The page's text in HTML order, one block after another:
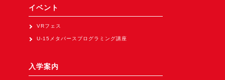
《研究会》
XRビジネスフォーラム
TOKYO DIGICONX2026
（1/8～10東京ビッグサイト）に出展。
イベント
VRフェス
U-15メタバースプログラミング講座
入学案内